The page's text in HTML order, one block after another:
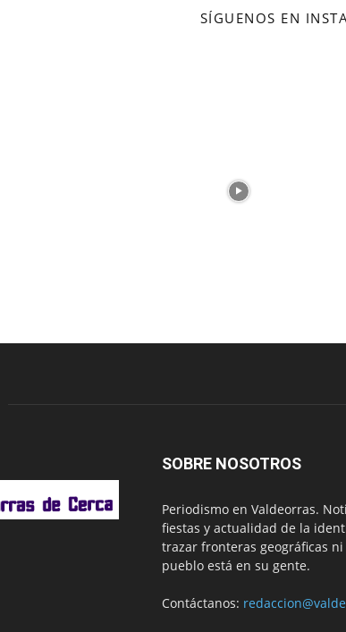
SÍGUENOS EN
SOBRE NOSOTROS
Periodismo en Valdeorras.
fiestas y actualidad de la
trazar fronteras geográficas
pueblo está en su gente.
Contáctanos: